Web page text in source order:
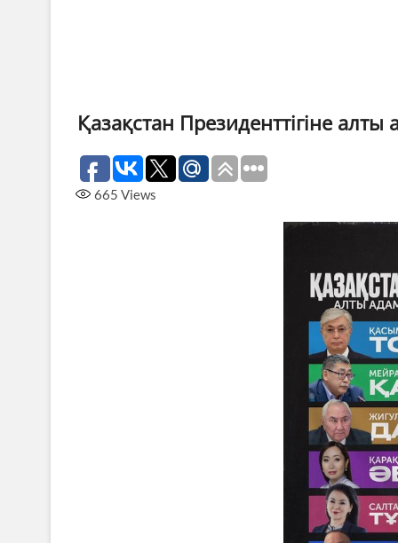
Қазақстан Президенттігіне
665 Views